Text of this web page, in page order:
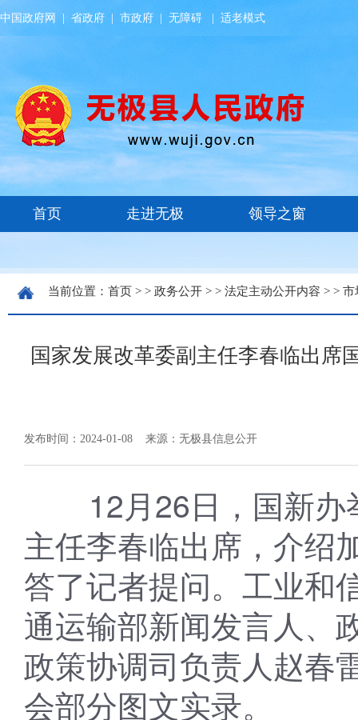
中国政府网 省政府 市政府 无障碍 适老模式
当前位置： 首页 > > 政务公开 > > 法定主动公开内容 > > 市
国家发展改革委副主任李春临出席
发布时间：2024-01-08 来源：无极县信息公开
12月26日，国新办
主任李春临出席，介绍
答了记者提问。工业和
通运输部新闻发言人、
政策协调司负责人赵春
会部分图文实录。